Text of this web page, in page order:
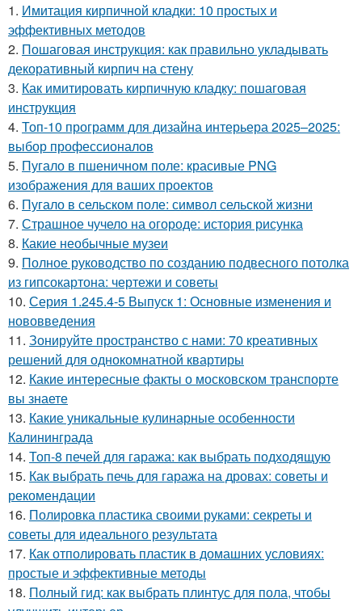
1. Имитация кирпичной кладки: 10 простых и
эффективных методов
2. Пошаговая инструкция: как правильно укладывать
декоративный кирпич на стену
3. Как имитировать кирпичную кладку: пошаговая
инструкция
4. Топ-10 программ для дизайна интерьера 2025–2025:
выбор профессионалов
5. Пугало в пшеничном поле: красивые PNG
изображения для ваших проектов
6. Пугало в сельском поле: символ сельской жизни
7. Страшное чучело на огороде: история рисунка
8. Какие необычные музеи
9. Полное руководство по созданию подвесного потолка
из гипсокартона: чертежи и советы
10. Серия 1.245.4-5 Выпуск 1: Основные изменения и
нововведения
11. Зонируйте пространство с нами: 70 креативных
решений для однокомнатной квартиры
12. Какие интересные факты о московском транспорте
вы знаете
13. Какие уникальные кулинарные особенности
Калининграда
14. Топ-8 печей для гаража: как выбрать подходящую
15. Как выбрать печь для гаража на дровах: советы и
рекомендации
16. Полировка пластика своими руками: секреты и
советы для идеального результата
17. Как отполировать пластик в домашних условиях:
простые и эффективные методы
18. Полный гид: как выбрать плинтус для пола, чтобы